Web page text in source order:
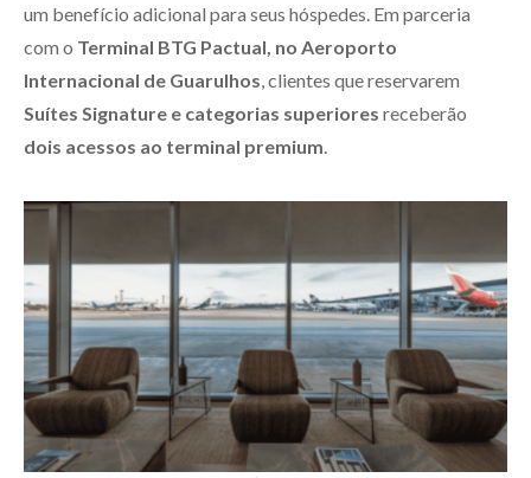
um benefício adicional para seus hóspedes. Em parceria
com o Terminal BTG Pactual, no Aeroporto
Internacional de Guarulhos, clientes que reservarem
Suítes Signature e categorias superiores receberão
dois acessos ao terminal premium.